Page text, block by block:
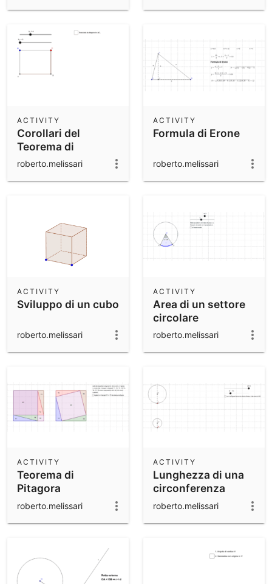
Corollari del
Teorema di
Pitagora:
ACTIVITY
roberto.melissari
Formula di Erone
ACTIVITY
roberto.melissari
Sviluppo di un cubo
ACTIVITY
roberto.melissari
Area di un settore
circolare
ACTIVITY
roberto.melissari
Teorema di
Pitagora
ACTIVITY
roberto.melissari
Lunghezza di una
circonferenza
ACTIVITY
roberto.melissari